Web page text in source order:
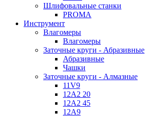
Шлифовальные станки
PROMA
Инструмент
Влагомеры
Влагомеры
Заточные круги - Абразивные
Абразивные
Чашки
Заточные круги - Алмазные
11V9
12A2 20
12A2 45
12A9